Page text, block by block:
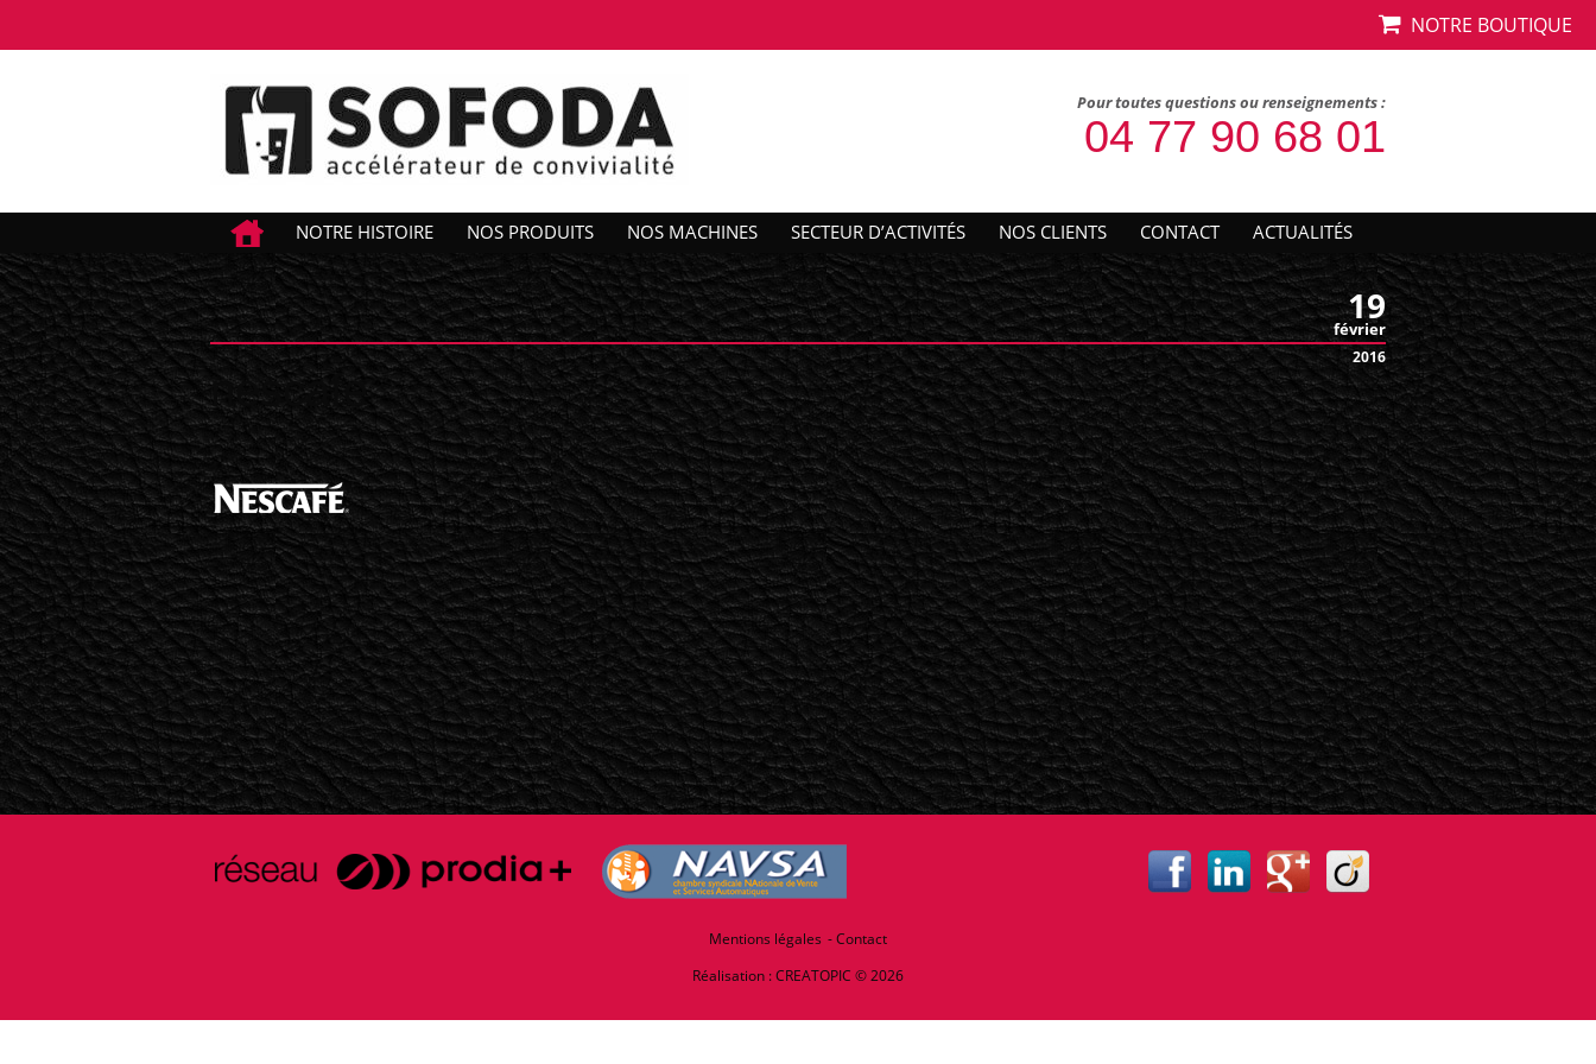
NOTRE BOUTIQUE
Pour toutes questions ou renseignements :
04 77 90 68 01
NOTRE HISTOIRE NOS PRODUITS NOS MACHINES SECTEUR D’ACTIVITÉS NOS CLIENTS CONTACT ACTUALITÉS
19
février
2016
nescafe
Mentions légales
Contact
Réalisation :CREATOPIC © 2026